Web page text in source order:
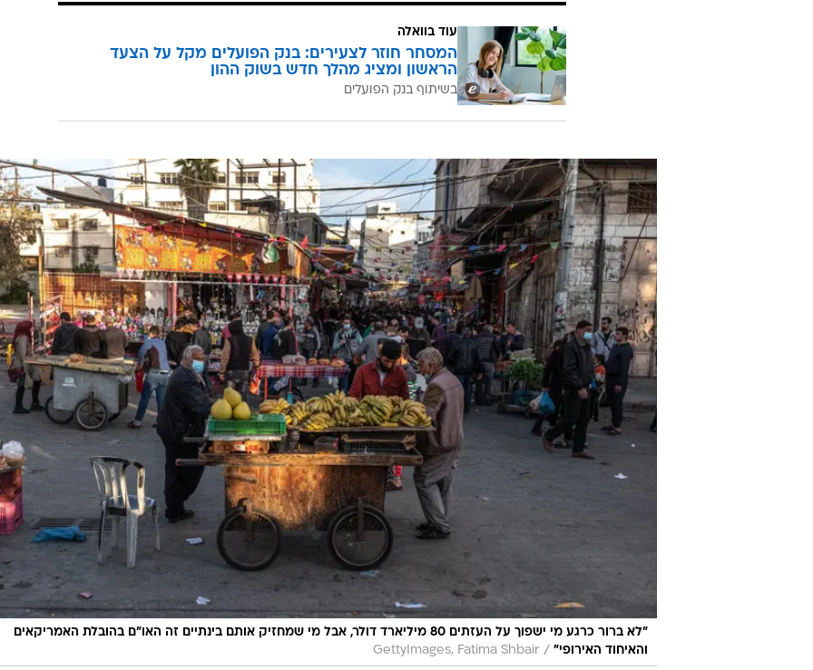
עוד בוואלה
המסחר חוזר לצעירים: בנק הפועלים מקל על הצעד
הראשון ומציג מהלך חדש בשוק ההון
בשיתוף בנק הפועלים
"לא ברור כרגע מי ישפוך על העזתים 80 מיליארד דולר, אבל מי שמחזיק אותם בינתיים זה האו"ם בהובלת האמריקאים
והאיחוד האירופי" /
GettyImages, Fatima Shbair